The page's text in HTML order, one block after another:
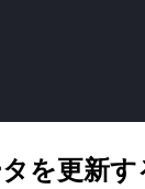
を更新